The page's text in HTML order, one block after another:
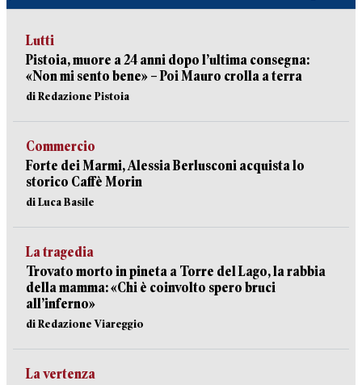
Lutti
Pistoia, muore a 24 anni dopo l’ultima consegna:
«Non mi sento bene» – Poi Mauro crolla a terra
di Redazione Pistoia
Commercio
Forte dei Marmi, Alessia Berlusconi acquista lo
storico Caffè Morin
di Luca Basile
La tragedia
Trovato morto in pineta a Torre del Lago, la rabbia
della mamma: «Chi è coinvolto spero bruci
all’inferno»
di Redazione Viareggio
La vertenza